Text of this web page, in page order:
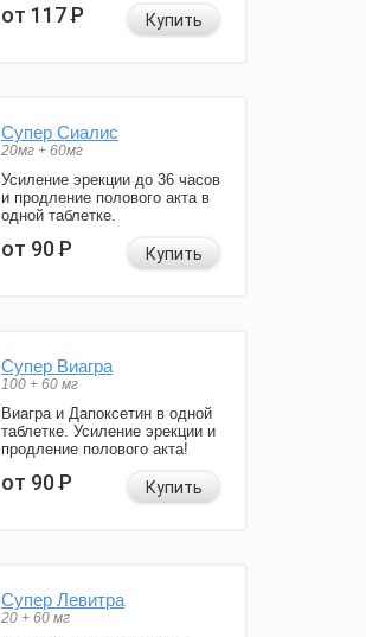
от 117Р Купить
Супер Сиалис
20мг + 60мг
Усиление эрекции до 36 часов
и продление полового акта в
одной таблетке.
от 90Р Купить
Супер Виагра
100 + 60 мг
Виагра и Дапоксетин в одной
таблетке. Усиление эрекции и
продление полового акта!
от 90Р Купить
Супер Левитра
20 + 60 мг